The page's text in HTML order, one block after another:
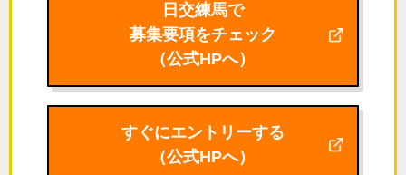
日交練馬で
募集要項をチェック
（公式HPへ）
すぐにエントリーする
（公式HPへ）